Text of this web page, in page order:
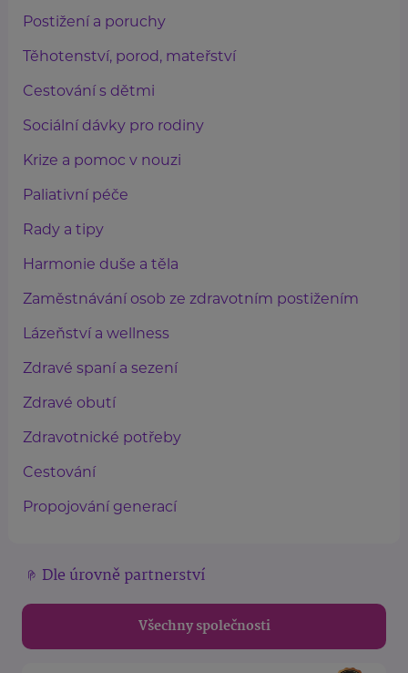
Postižení a poruchy
Těhotenství, porod, mateřství
Cestování s dětmi
Sociální dávky pro rodiny
Krize a pomoc v nouzi
Paliativní péče
Rady a tipy
Harmonie duše a těla
Zaměstnávání osob ze zdravotním postižením
Lázeňství a wellness
Zdravé spaní a sezení
Zdravé obutí
Zdravotnické potřeby
Cestování
Propojování generací
Dle úrovně partnerství
Všechny společnosti